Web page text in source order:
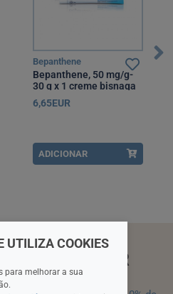
Bepanthene
Bepanthene, 50 mg/g-
30 g x 1 creme bisnaga
6,65EUR
ADICIONAR
NEWSLETTER
UTILIZA COOKIES
para melhorar a sua